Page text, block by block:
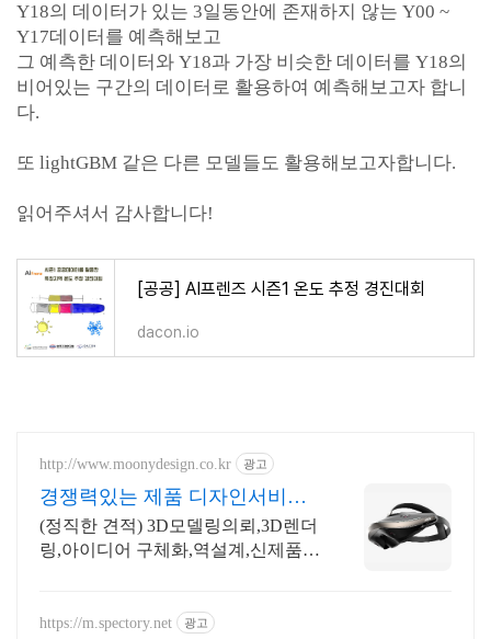
Y18의 데이터가 있는 3일동안에 존재하지 않는 Y00 ~
Y17데이터를 예측해보고
그 예측한 데이터와 Y18과 가장 비슷한 데이터를 Y18의
비어있는 구간의 데이터로 활용하여 예측해보고자 합니
다.
또 lightGBM 같은 다른 모델들도 활용해보고자합니다.
읽어주셔서 감사합니다!
[공공] AI프렌즈 시즌1 온도 추정 경진대회
dacon.io
http://www.moonydesign.co.kr 광고
경쟁력있는 제품 디자인서비스
국제디자인어워드 레드닷 수상
(정직한 견적) 3D모델링의뢰,3D렌더
링,아이디어 구체화,역설계,신제품개
상담드립니다.
https://m.spectory.net 광고